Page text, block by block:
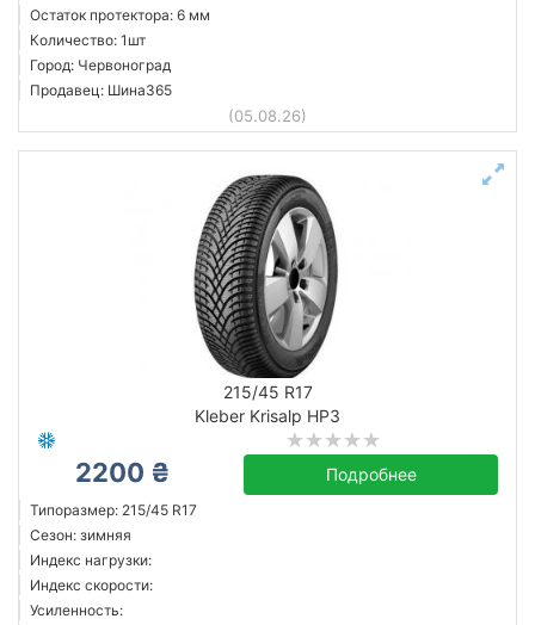
Остаток протектора: 6 мм
Количество: 1шт
Город: Червоноград
Продавец: Шина365
(05.08.26)
215/45 R17
Kleber Krisalp HP3
2200 ₴ Подробнее
Типоразмер: 215/45 R17
Сезон: зимняя
Индекс нагрузки:
Индекс скорости:
Усиленность: